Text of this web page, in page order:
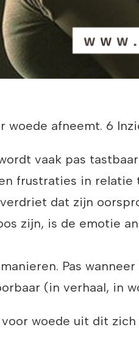
woede afneemt. 6
vaak pas
frustraties in relatie
dat zijn
zijn, is de emotie
Pas
(in verhaal, in
woede uit dit